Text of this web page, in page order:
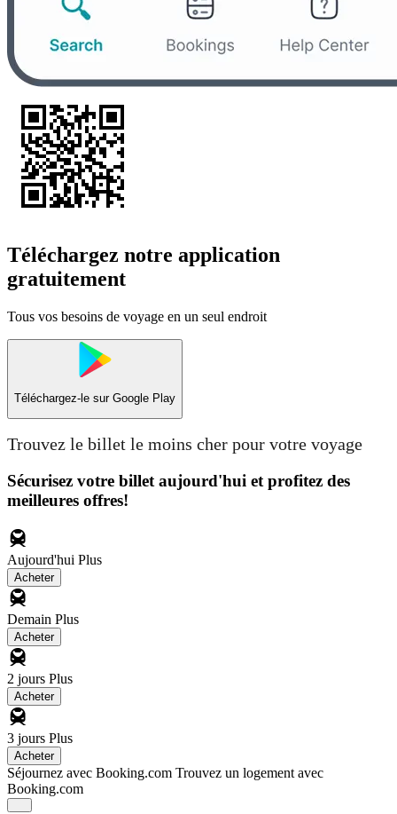
Téléchargez notre application
gratuitement
Tous vos besoins de voyage en un seul endroit
Téléchargez-le sur Google Play
Trouvez le billet le moins cher pour votre voyage
Sécurisez votre billet aujourd'hui et profitez des
meilleures offres!
Aujourd'hui Plus
Acheter
Demain Plus
Acheter
2 jours Plus
Acheter
3 jours Plus
Acheter
Séjournez avec Booking.com Trouvez un logement avec
Booking.com